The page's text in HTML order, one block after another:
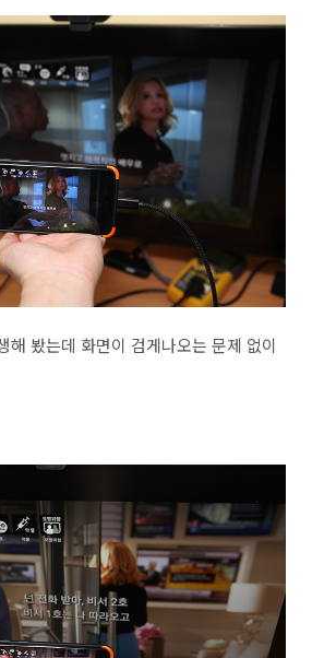
해 봤는데 화면이 검게나오는 문제 없이